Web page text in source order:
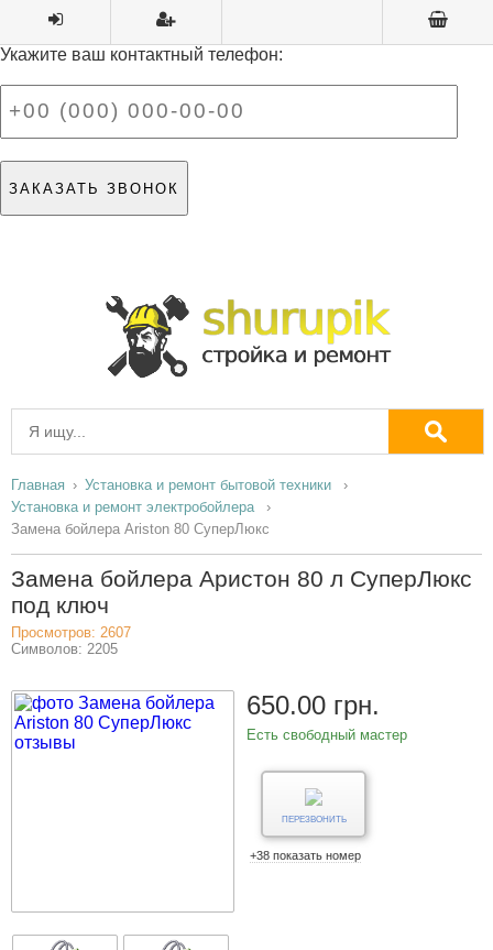
Укажите ваш контактный телефон:
Главная
Установка и ремонт бытовой техники
Установка и ремонт электробойлера
Замена бойлера Ariston 80 СуперЛюкс
Замена бойлера Аристон 80 л СуперЛюкс
под ключ
Просмотров: 2607
Символов: 2205
650.00 грн.
Есть свободный мастер
ПЕРЕЗВОНИТЬ
+38 показать номер